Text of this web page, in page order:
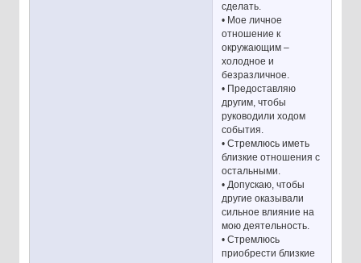
сделать.
• Мое личное
отношение к
окружающим –
холодное и
безразличное.
• Предоставляю
другим, чтобы
руководили ходом
события.
• Стремлюсь иметь
близкие отношения с
остальными.
• Допускаю, чтобы
другие оказывали
сильное влияние на
мою деятельность.
• Стремлюсь
приобрести близкие